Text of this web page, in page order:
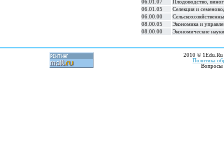
06.01.07
Плодоводство,
06.01.05
Селекция и
06.00.00
08.00.05
Экономика и
08.00.00
Экономические науки
2010 © 1Edu.Ru
Политика
Вопросы